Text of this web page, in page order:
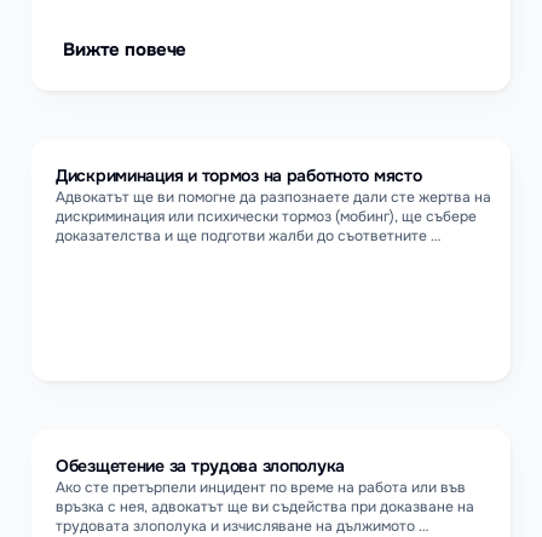
Вижте повече
Дискриминация и тормоз на работното място
Адвокатът ще ви помогне да разпознаете дали сте жертва на
дискриминация или психически тормоз (мобинг), ще събере
доказателства и ще подготви жалби до съответните
Обезщетение за трудова злополука
Ако сте претърпели инцидент по време на работа или във
връзка с нея, адвокатът ще ви съдейства при доказване на
трудовата злополука и изчисляване на дължимото